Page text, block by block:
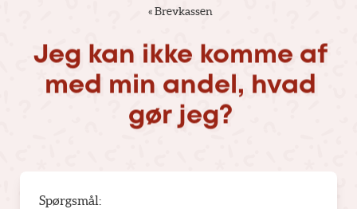
«Brevkassen
Jeg kan ikke komme af
med min andel, hvad
gør jeg?
Spørgsmål: